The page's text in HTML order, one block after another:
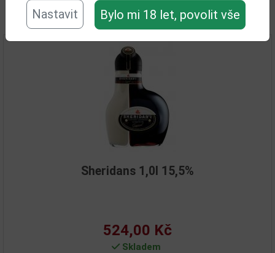
Nastavit Bylo mi 18 let, povolit vše
Související zboží
Sheridans 1,0l 15,5%
524,00 Kč
Skladem